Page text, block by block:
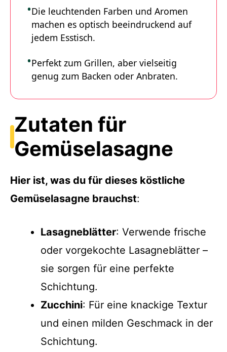
Die leuchtenden Farben und Aromen
machen es optisch beeindruckend auf
jedem Esstisch.
Perfekt zum Grillen, aber vielseitig
genug zum Backen oder Anbraten.
Zutaten für
Gemüselasagne
Hier ist, was du für dieses köstliche
Gemüselasagne brauchst:
Lasagneblätter: Verwende frische
oder vorgekochte Lasagneblätter –
sie sorgen für eine perfekte
Schichtung.
Zucchini: Für eine knackige Textur
und einen milden Geschmack in der
Schichtung.